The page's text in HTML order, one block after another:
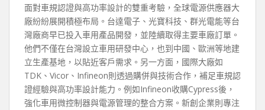
面對車規認證與高功率設計的雙重考驗，全球電源供應器大
廠紛紛展開積極布局。台達電子、光寶科技、群光電能等台
灣廠商早已投入車用產品開發，並陸續取得主要車廠訂單。
他們不僅在台灣設立車用研發中心，也到中國、歐洲等地建
立生產基地，以貼近客戶需求。另一方面，國際大廠如
TDK、Vicor、Infineon則透過購併與技術合作，補足車規認
證經驗與高功率設計能力。例如Infineon收購Cypress後，
強化車用微控制器與電源管理的整合方案。新創企業則專注